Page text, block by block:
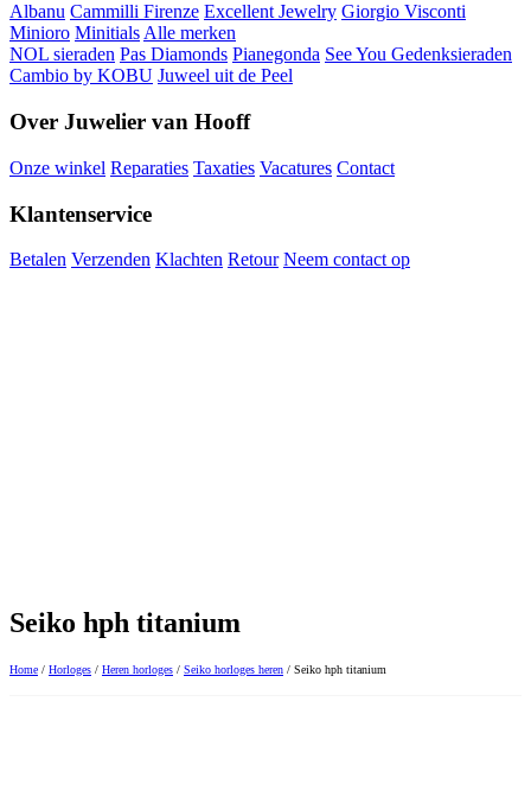
Albanu Cammilli Firenze Excellent Jewelry Giorgio Visconti
Minioro MinitialsAlle merken
NOL sieraden Pas Diamonds Pianegonda See You Gedenksieraden
Cambio by KOBU Juweel uit de Peel
Over Juwelier van Hooff
Onze winkel Reparaties Taxaties Vacatures Contact
Klantenservice
Betalen Verzenden Klachten Retour Neem contact op
Seiko hph titanium
Home / Horloges / Heren horloges / Seiko horloges heren / Seiko hph titanium